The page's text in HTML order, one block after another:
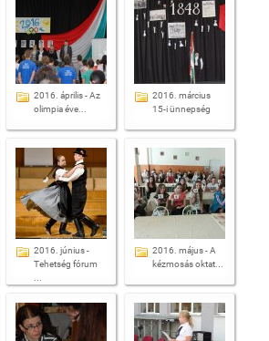
2016. április - Az
olimpia éve...
2016. március
15-i ünnepség
2016. június -
Tehetség fórum
...
2016. május - A
kézmosás oktat...